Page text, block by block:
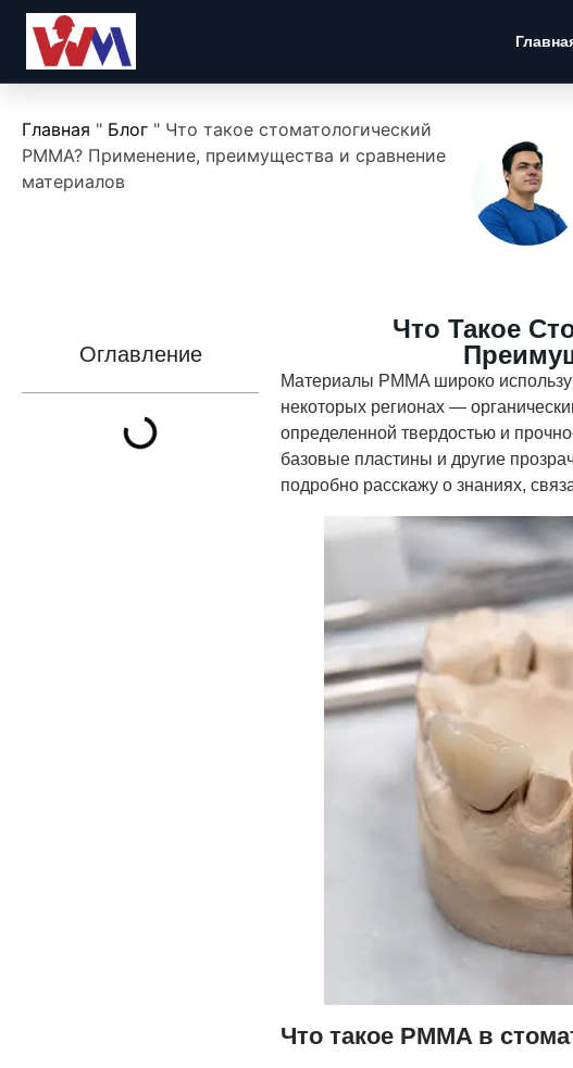
Главная " Блог " Что такое стоматологический
PMMA? Применение, преимущества и сравнение
материалов
Оглавление
Что Такое
Материалы PMMA широко
некоторых регионах —
определенной твердостью и
базовые пластины и другие
подробно расскажу о знаниях,
Что такое PMMA в